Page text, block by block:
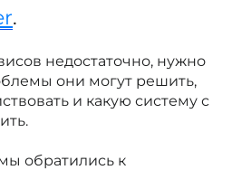
.
недостаточно, нужно
они могут решить,
и какую систему с
обратились к